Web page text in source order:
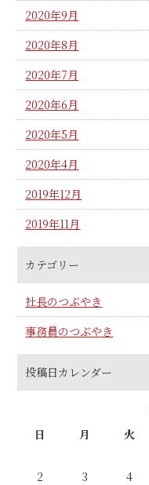
2020年9月
2020年8月
2020年7月
2020年6月
2020年5月
2020年4月
2019年12月
2019年11月
カテゴリー
社長のつぶやき
事務員のつぶやき
投稿日カレンダー
日
月 火
2
3 4